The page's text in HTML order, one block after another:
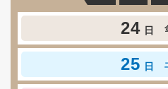
24 日
25 日